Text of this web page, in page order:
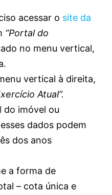
acessar o site da
“Portal do
no menu vertical,
vertical à direita,
Atual”.
do imóvel ou
dados podem
dos anos
a forma de
– cota única e